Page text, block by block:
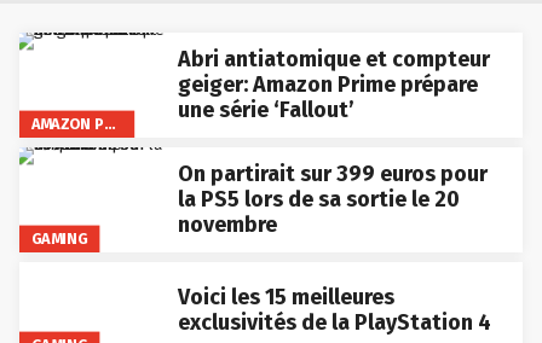
AMAZON PRIME VIDEO
Abri antiatomique et compteur
geiger: Amazon Prime prépare
une série ‘Fallout’
GAMING
On partirait sur 399 euros pour
la PS5 lors de sa sortie le 20
novembre
Voici les 15 meilleures
exclusivités de la PlayStation 4